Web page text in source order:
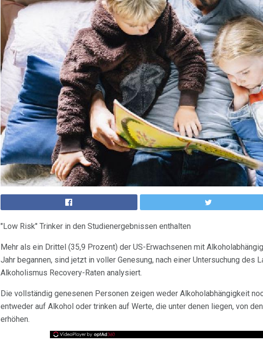
"Low Risk" Trinker in den Studienergebnissen enthalten
Mehr als ein Drittel (35,9 Prozent) der US-Erwachsenen mit
Jahr begannen, sind jetzt in voller Genesung, nach einer Untersuchung des
Alkoholismus Recovery-Raten analysiert.
Die vollständig genesenen Personen zeigen weder Alkoholabhängigkeit
entweder auf Alkohol oder trinken auf Werte, die unter denen liegen, von
erhöhen.